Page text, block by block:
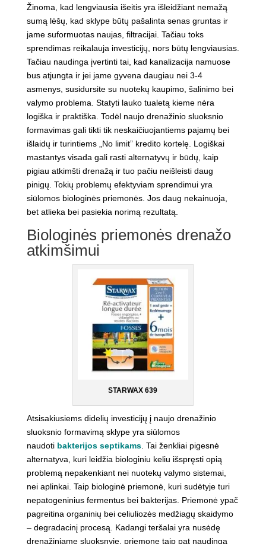
Žinoma, kad lengviausia išeitis yra išleidžiant nemažą
sumą lėšų, kad sklype būtų pašalinta senas gruntas ir
jame suformuotas naujas, filtracijai. Tačiau toks
sprendimas reikalauja investicijų, nors būtų lengviausias.
Tačiau naudinga įvertinti tai, kad kanalizacija namuose
bus atjungta ir jei jame gyvena daugiau nei 3-4
asmenys, susidursite su nuotekų kaupimo, šalinimo bei
valymo problema. Statyti lauko tualetą kieme nėra
logiška ir praktiška. Todėl naujo drenažinio sluoksnio
formavimas gali tikti tik neskaičiuojantiems pajamų bei
išlaidų ir turintiems „No limit” kredito kortelę. Logiškai
mastantys visada gali rasti alternatyvų ir būdų, kaip
pigiau atkimšti drenažą ir tuo pačiu neišleisti daug
pinigų. Tokių problemų efektyviam sprendimui yra
siūlomos biologinės priemonės. Jos daug nekainuoja,
bet atlieka bei pasiekia norimą rezultatą.
Biologinės priemonės drenažo
atkimšimui
STARWAX 639
Atsisakiusiems didelių investicijų į naujo drenažinio
sluoksnio formavimą sklype yra siūlomos
naudoti bakterijos septikams. Tai ženkliai pigesnė
alternatyva, kuri leidžia biologiniu keliu išspręsti opią
problemą nepakenkiant nei nuotekų valymo sistemai,
nei aplinkai. Taip biologinė priemonė, kuri sudėtyje turi
nepatogeninius fermentus bei bakterijas. Priemonė ypač
pagreitina organinių bei celiuliozės medžiagų skaidymo
– degradacinį procesą. Kadangi teršalai yra nusėdę
drenažiniame sluoksnyje, priemonę taip pat naudinga